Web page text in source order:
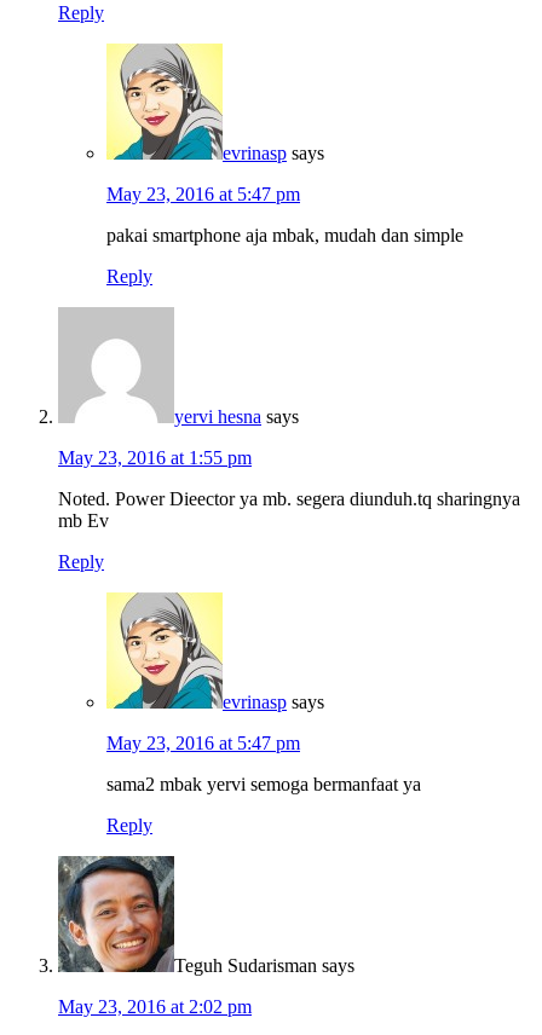
Reply
evrinasp says
May 23, 2016 at 5:47 pm
pakai smartphone aja mbak, mudah dan simple
Reply
yervi hesna says
May 23, 2016 at 1:55 pm
Noted. Power Dieector ya mb. segera diunduh.tq sharingnya
mb Ev
Reply
evrinasp says
May 23, 2016 at 5:47 pm
sama2 mbak yervi semoga bermanfaat ya
Reply
Teguh Sudarisman says
May 23, 2016 at 2:02 pm